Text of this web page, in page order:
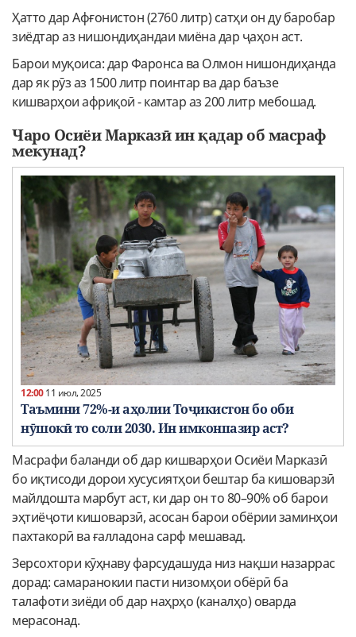
Ҳатто дар Афғонистон (2760 литр) сатҳи он ду баробар
зиёдтар аз нишондиҳандаи миёна дар ҷаҳон аст.
Барои муқоиса: дар Фаронса ва Олмон нишондиҳанда
дар як рӯз аз 1500 литр поинтар ва дар баъзе
кишварҳои африқоӣ - камтар аз 200 литр мебошад.
Чаро Осиёи Марказӣ ин қадар об масраф
мекунад?
12:0011 июл, 2025
Таъмини 72%-и аҳолии Тоҷикистон бо оби
нӯшокӣ то соли 2030. Ин имконпазир аст?
Масрафи баланди об дар кишварҳои Осиёи Марказӣ
бо иқтисоди дорои хусусиятҳои бештар ба кишоварзӣ
майлдошта марбут аст, ки дар он то 80–90% об барои
эҳтиёҷоти кишоварзӣ, асосан барои обёрии заминҳои
пахтакорӣ ва ғалладона сарф мешавад.
Зерсохтори кӯҳнаву фарсудашуда низ нақши назаррас
дорад: самаранокии пасти низомҳои обёрӣ ба
талафоти зиёди об дар наҳрҳо (каналҳо) оварда
мерасонад.